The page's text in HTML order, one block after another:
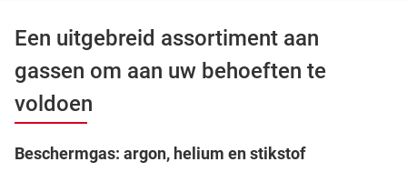
Een uitgebreid assortiment aan
gassen om aan uw behoeften te
voldoen
Beschermgas: argon, helium en stikstof